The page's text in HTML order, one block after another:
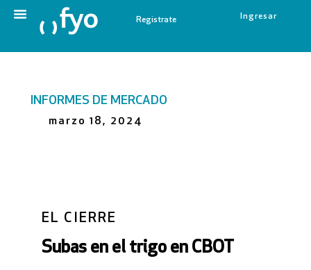
Registrate Ingresar
INFORMES DE MERCADO
marzo 18, 2024
EL CIERRE
Subas en el trigo en CBOT